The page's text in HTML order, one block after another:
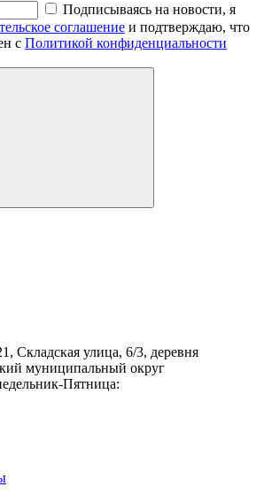
Подписываясь на новости, я
соглашение и подтверждаю, что
с Политикой конфиденциальности
Складская улица, 6/3, деревня
муниципальный округ
Пятница: